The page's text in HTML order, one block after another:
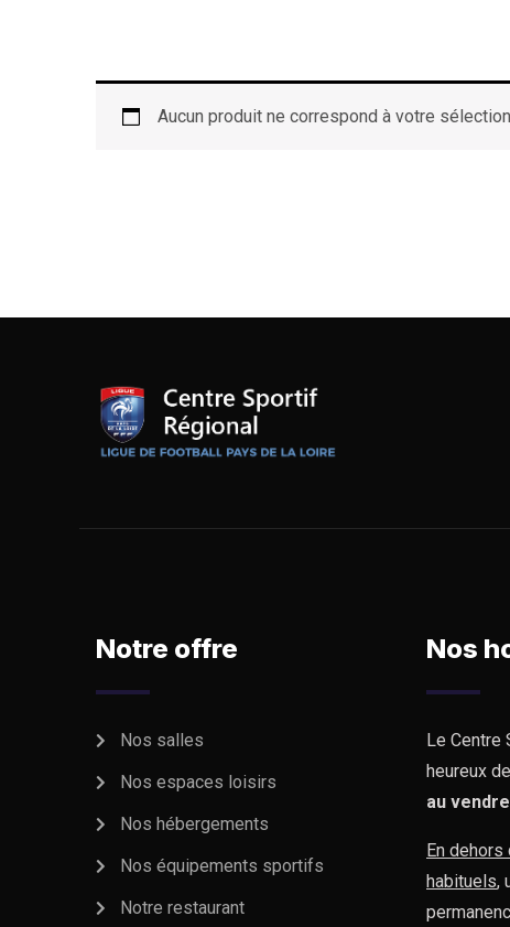
Aucun produit ne correspond à votre
Notre offre
Nos salles
Nos espaces loisirs
Nos hébergements
Nos équipements sportifs
Notre restaurant
Nos
Le Centre
heureux
au
En
habituels,